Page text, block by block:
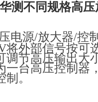
华测不同规格高
电源/放大器/控
将外部信号按
调节高压输出
一台高压控制器
制。